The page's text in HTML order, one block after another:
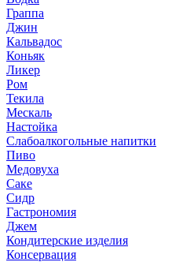
Граппа
Джин
Кальвадос
Коньяк
Ликер
Ром
Текила
Мескаль
Настойка
Слабоалкогольные напитки
Пиво
Медовуха
Саке
Сидр
Гастрономия
Джем
Кондитерские изделия
Консервация